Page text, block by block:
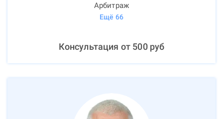
Арбитраж
Ещё 66
Консультация от 500руб